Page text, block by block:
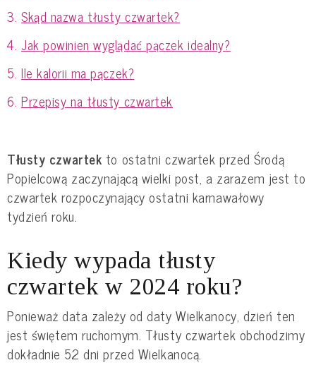
Skąd nazwa tłusty czwartek?
Jak powinien wyglądać pączek idealny?
Ile kalorii ma pączek?
Przepisy na tłusty czwartek
Tłusty czwartek to ostatni czwartek przed Środą
Popielcową zaczynającą wielki post, a zarazem jest to
czwartek rozpoczynający ostatni karnawałowy
tydzień roku.
Kiedy wypada tłusty
czwartek w 2024 roku?
Ponieważ data zależy od daty Wielkanocy, dzień ten
jest świętem ruchomym. Tłusty czwartek obchodzimy
dokładnie 52 dni przed Wielkanocą.